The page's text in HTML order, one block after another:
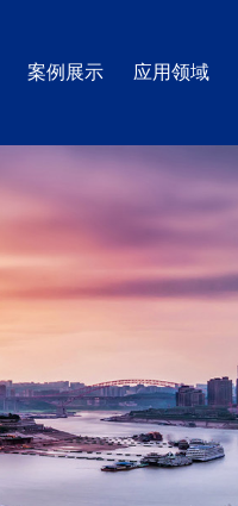
案例展示 应用领域